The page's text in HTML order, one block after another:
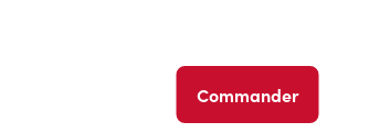
Commander